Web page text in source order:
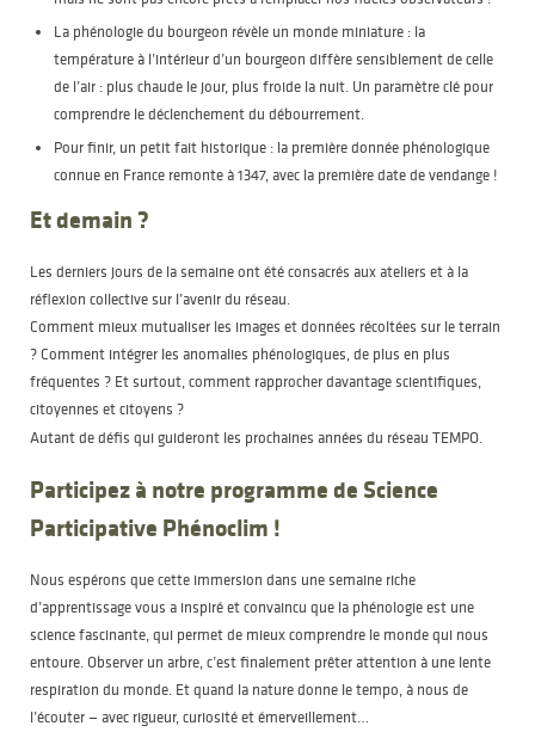
La phénologie du bourgeon révèle un monde miniature : la
température à l’intérieur d’un bourgeon diffère sensiblement de celle
de l’air : plus chaude le jour, plus froide la nuit. Un paramètre clé pour
comprendre le déclenchement du débourrement.
Pour finir, un petit fait historique : la première donnée phénologique
connue en France remonte à 1347, avec la première date de vendange !
Et demain ?
Les derniers jours de la semaine ont été consacrés aux ateliers et à la
réflexion collective sur l’avenir du réseau.
Comment mieux mutualiser les images et données récoltées sur le terrain
? Comment intégrer les anomalies phénologiques, de plus en plus
fréquentes ? Et surtout, comment rapprocher davantage scientifiques,
citoyennes et citoyens ?
Autant de défis qui guideront les prochaines années du réseau TEMPO.
Participez à notre programme de Science
Participative Phénoclim !
Nous espérons que cette immersion dans une semaine riche
d’apprentissage vous a inspiré et convaincu que la phénologie est une
science fascinante, qui permet de mieux comprendre le monde qui nous
entoure. Observer un arbre, c’est finalement prêter attention à une lente
respiration du monde. Et quand la nature donne le tempo, à nous de
l’écouter — avec rigueur, curiosité et émerveillement…